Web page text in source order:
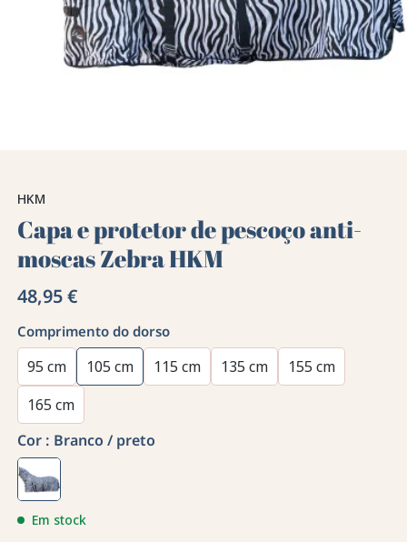
HKM
Capa e protetor de pescoço anti-
moscas Zebra HKM
48,95 €
Comprimento do dorso
95 cm 105 cm 115 cm 135 cm
155 cm
165 cm
Cor : Branco / preto
Em stock